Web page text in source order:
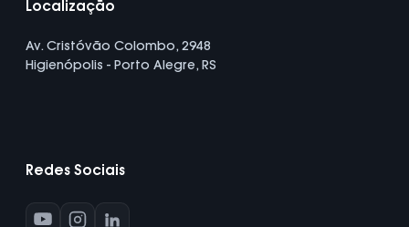
Localização
Av. Cristóvão Colombo, 2948
Higienópolis - Porto Alegre, RS
Redes Sociais